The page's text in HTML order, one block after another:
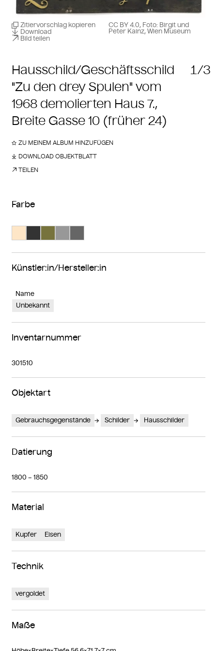
Hausschild/Geschäftsschild
"Zu den drey Spulen" vom
1968 demolierten Haus 7.,
Breite Gasse 10 (früher 24)
1/3
Zitiervorschlag kopieren
Download
Bild teilen
CC BY 4.0, Foto: Birgit und
Peter Kainz, Wien Museum
ZU MEINEM ALBUM HINZUFÜGEN
DOWNLOAD OBJEKTBLATT
TEILEN
Farbe
Künstler:in/Hersteller:in
Name
Unbekannt
Inventarnummer
301510
Objektart
Gebrauchsgegenstände Schilder Hausschilder
Datierung
1800 – 1850
Material
Kupfer Eisen
Technik
vergoldet
Maße